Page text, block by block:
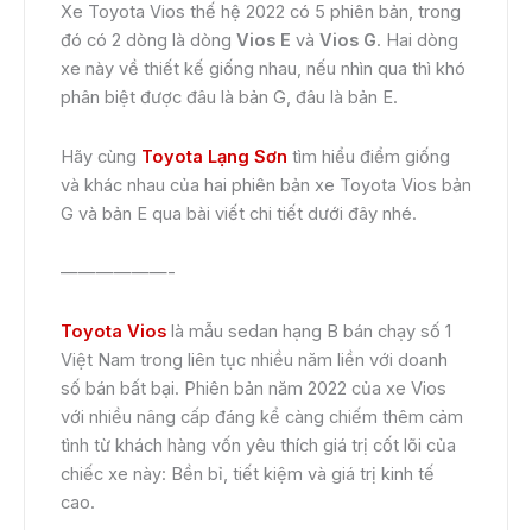
Xe Toyota Vios thế hệ 2022 có 5 phiên bản, trong
đó có 2 dòng là dòng Vios E và Vios G. Hai dòng
xe này về thiết kế giống nhau, nếu nhìn qua thì khó
phân biệt được đâu là bản G, đâu là bản E.
Hãy cùng Toyota Lạng Sơn tìm hiểu điểm giống
và khác nhau của hai phiên bản xe Toyota Vios bản
G và bản E qua bài viết chi tiết dưới đây nhé.
——————-
Toyota Vios là mẫu sedan hạng B bán chạy số 1
Việt Nam trong liên tục nhiều năm liền với doanh
số bán bất bại. Phiên bản năm 2022 của xe Vios
với nhiều nâng cấp đáng kể càng chiếm thêm cảm
tình từ khách hàng vốn yêu thích giá trị cốt lõi của
chiếc xe này: Bền bỉ, tiết kiệm và giá trị kinh tế
cao.